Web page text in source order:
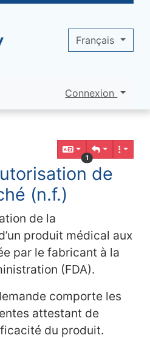
functionality
1
de
(n.f.)
de la
produit médical aux
par le fabricant à la
(FDA).
comporte les
attestant de
du produit.
etc.
Connexion
Français